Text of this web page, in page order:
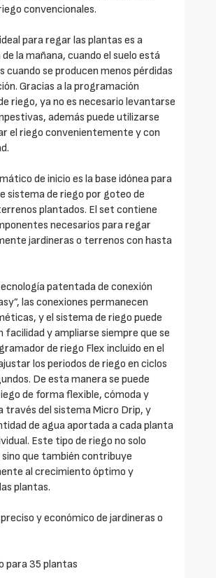
convencionales.
para regar las plantas es a
la mañana, cuando el suelo está
cuando se producen menos pérdidas
Gracias a la programación
riego, ya no es necesario levantarse
además puede utilizarse
el riego convenientemente y con
de inicio es la base idónea para
sistema de riego por goteo de
plantados. El set contiene
necesarios para regar
jardineras o terrenos con hasta
patentada de conexión
las conexiones permanecen
y el sistema de riego puede
facilidad y ampliarse siempre que se
de riego Flex incluido en el
los periodos de riego en ciclos
De esta manera se puede
de forma flexible, cómoda y
través del sistema Micro Drip, y
de agua aportada a cada planta
Este tipo de riego no solo
que también contribuye
al crecimiento óptimo y
plantas.
y económico de jardineras o
para 35 plantas